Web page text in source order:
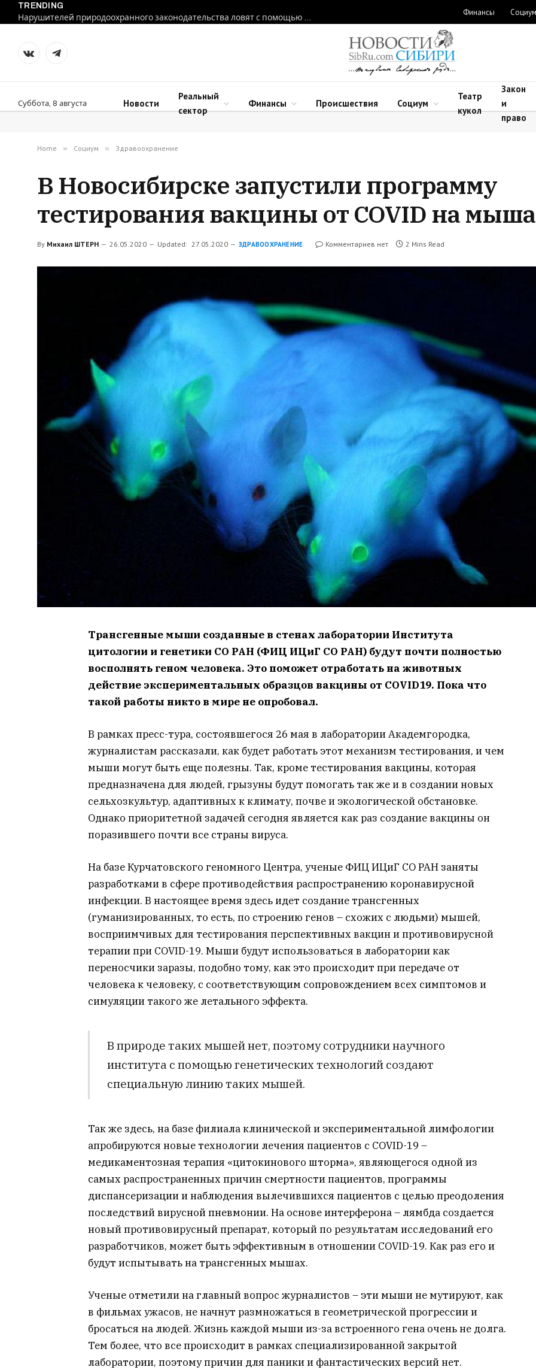
TRENDING
Нарушителей природоохранного законодательства ловят с помощью дронов в Новосибирской области
Финансы Социум
VKontakteTelegram
Суббота, 8 августа Новости
Реальный
сектор
Финансы Происшествия Социум
Театр
кукол
Закон
и
право
Home » Социум » Здравоохранение
В Новосибирске запустили программу
тестирования вакцины от COVID на
By Михаил ШТЕРН 26.05.2020 Updated: 27.05.2020 ЗДРАВООХРАНЕНИЕ Комментариев нет 2 Mins Read
Трансгенные мыши созданные в стенах лаборатории Института
цитологии и генетики СО РАН (ФИЦ ИЦиГ СО РАН) будут почти полностью
восполнять геном человека. Это поможет отработать на животных
действие экспериментальных образцов вакцины от COVID19. Пока что
такой работы никто в мире не опробовал.
В рамках пресс-тура, состоявшегося 26 мая в лаборатории Академгородка,
журналистам рассказали, как будет работать этот механизм тестирования, и чем
мыши могут быть еще полезны. Так, кроме тестирования вакцины, которая
предназначена для людей, грызуны будут помогать так же и в создании новых
сельхозкультур, адаптивных к климату, почве и экологической обстановке.
Однако приоритетной задачей сегодня является как раз создание вакцины он
поразившего почти все страны вируса.
На базе Курчатовского геномного Центра, ученые ФИЦ ИЦиГ СО РАН заняты
разработками в сфере противодействия распространению коронавирусной
инфекции. В настоящее время здесь идет создание трансгенных
(гуманизированных, то есть, по строению генов – схожих с людьми) мышей,
восприимчивых для тестирования перспективных вакцин и противовирусной
терапии при COVID-19. Мыши будут использоваться в лаборатории как
переносчики заразы, подобно тому, как это происходит при передаче от
человека к человеку, с соответствующим сопровождением всех симптомов и
симуляции такого же летального эффекта.
В природе таких мышей нет, поэтому сотрудники научного
института с помощью генетических технологий создают
специальную линию таких мышей.
Так же здесь, на базе филиала клинической и экспериментальной лимфологии
апробируются новые технологии лечения пациентов с COVID-19 –
медикаментозная терапия «цитокинового шторма», являющегося одной из
самых распространенных причин смертности пациентов, программы
диспансеризации и наблюдения вылечившихся пациентов с целью преодоления
последствий вирусной пневмонии. На основе интерферона – лямбда создается
новый противовирусный препарат, который по результатам исследований его
разработчиков, может быть эффективным в отношении COVID-19. Как раз его и
будут испытывать на трансгенных мышах.
Ученые отметили на главный вопрос журналистов – эти мыши не мутируют, как
в фильмах ужасов, не начнут размножаться в геометрической прогрессии и
бросаться на людей. Жизнь каждой мыши из-за встроенного гена очень не долга.
Тем более, что все происходит в рамках специализированной закрытой
лаборатории, поэтому причин для паники и фантастических версий нет.